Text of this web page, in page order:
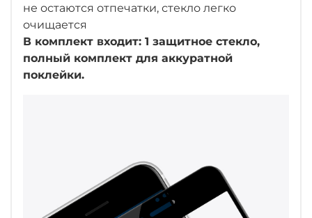
не остаются отпечатки, стекло легко
очищается
В комплект входит: 1 защитное стекло,
полный комплект для аккуратной
поклейки.